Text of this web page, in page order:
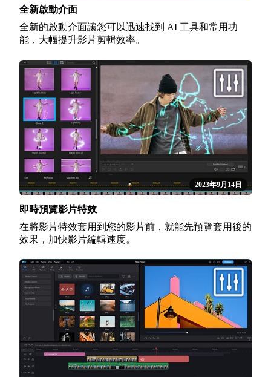
全新啟動介面
全新的啟動介面讓您可以迅速找到 AI 工具和常用功
能，大幅提升影片剪輯效率。
2023年9月14日
即時預覽影片特效
在將影片特效套用到您的影片前，就能先預覽套用後的
效果，加快影片編輯速度。